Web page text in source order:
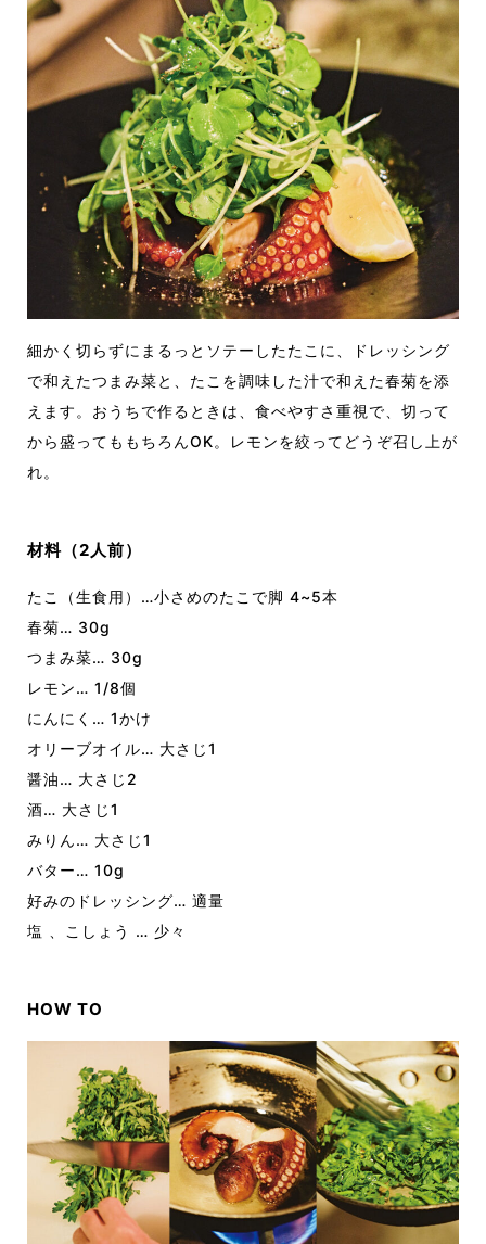
細かく切らずにまるっとソテーしたたこに、ドレッシング
で和えたつまみ菜と、たこを調味した汁で和えた春菊を添
えます。おうちで作るときは、食べやすさ重視で、切って
から盛ってももちろんOK。レモンを絞ってどうぞ召し上が
れ。
材料（2人前）
たこ（生食用）…小さめのたこで脚 4~5本
春菊… 30g
つまみ菜… 30g
レモン… 1/8個
にんにく… 1かけ
オリーブオイル… 大さじ1
醤油… 大さじ2
酒… 大さじ1
みりん… 大さじ1
バター… 10g
好みのドレッシング… 適量
塩 、こしょう … 少々
HOW TO